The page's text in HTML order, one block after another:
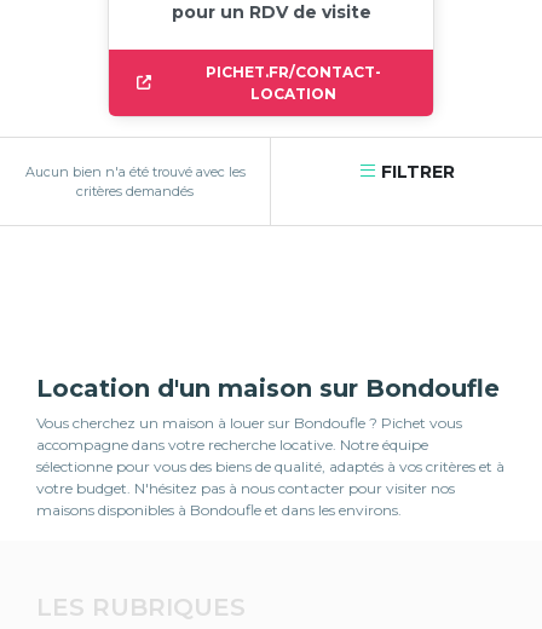
pour un RDV de visite
PICHET.FR/CONTACT-
LOCATION
Aucun bien n'a été trouvé avec les
critères demandés
FILTRER
Location d'un maison sur Bondoufle
Vous cherchez un maison à louer sur Bondoufle ? Pichet vous
accompagne dans votre recherche locative. Notre équipe
sélectionne pour vous des biens de qualité, adaptés à vos critères et à
votre budget. N'hésitez pas à nous contacter pour visiter nos
maisons disponibles à Bondoufle et dans les environs.
LES RUBRIQUES